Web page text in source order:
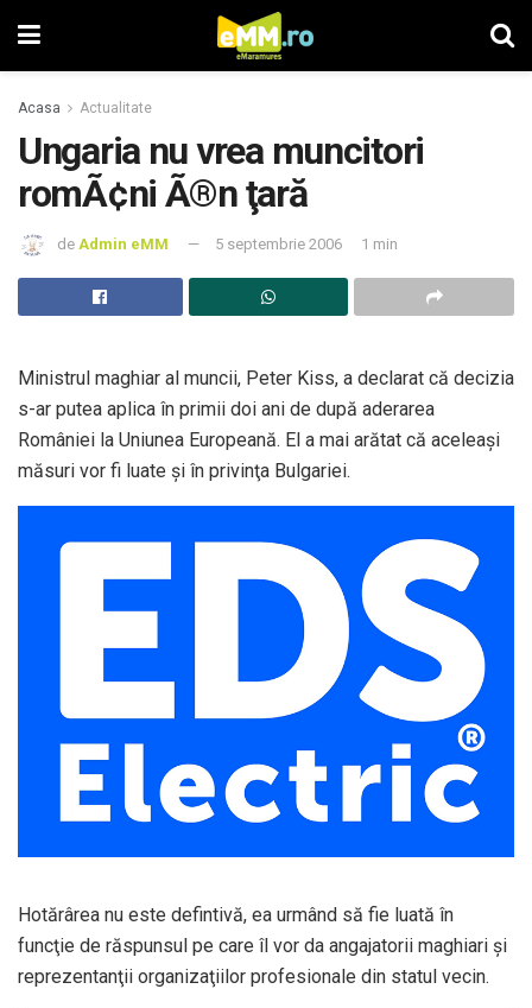
Acasa Actualitate
Ungaria nu vrea muncitori
romÃ¢ni Ã®n ţară
de Admin eMM 5 septembrie 2006 1 min
Ministrul maghiar al muncii, Peter Kiss, a declarat că decizia
s-ar putea aplica în primii doi ani de după aderarea
României la Uniunea Europeană. El a mai arătat că aceleaşi
măsuri vor fi luate şi în privinţa Bulgariei.
Hotărârea nu este defintivă, ea urmând să fie luată în
funcţie de răspunsul pe care îl vor da angajatorii maghiari şi
reprezentanţii organizaţiilor profesionale din statul vecin.